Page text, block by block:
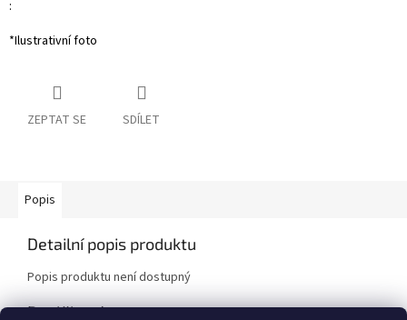
:
*Ilustrativní foto
ZEPTAT SE SDÍLET
Popis
Detailní popis produktu
Popis produktu není dostupný
Doplňkové parametry